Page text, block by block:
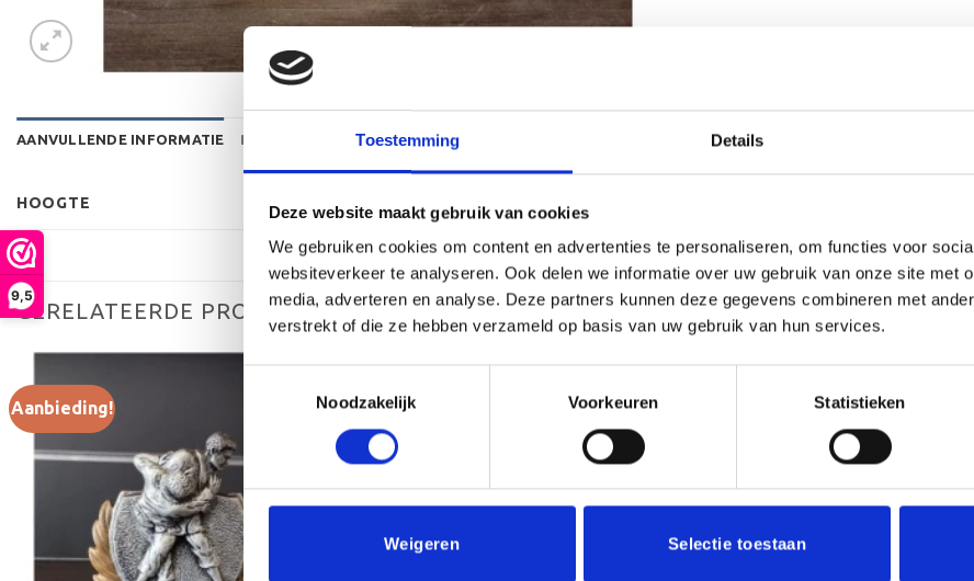
Toestemming Details
Deze website maakt gebruik van cookies
We gebruiken cookies om content en advertenties te personaliseren, om functies voor
websiteverkeer te analyseren. Ook delen we informatie over uw gebruik van onze site met
media, adverteren en analyse. Deze partners kunnen deze gegevens combineren met
verstrekt of die ze hebben verzameld op basis van uw gebruik van hun services.
Noodzakelijk
Voorkeuren Statistieken
Weigeren Selectie toestaan
9,5
AANVULLENDE INFORMATIE BEOORDELINGEN (0)
HOOGTE
GERELATEERDE PRODUCTEN
Aanbieding!
Toevoegen
Aanbieding!
Toevoegen
Aanbieding!